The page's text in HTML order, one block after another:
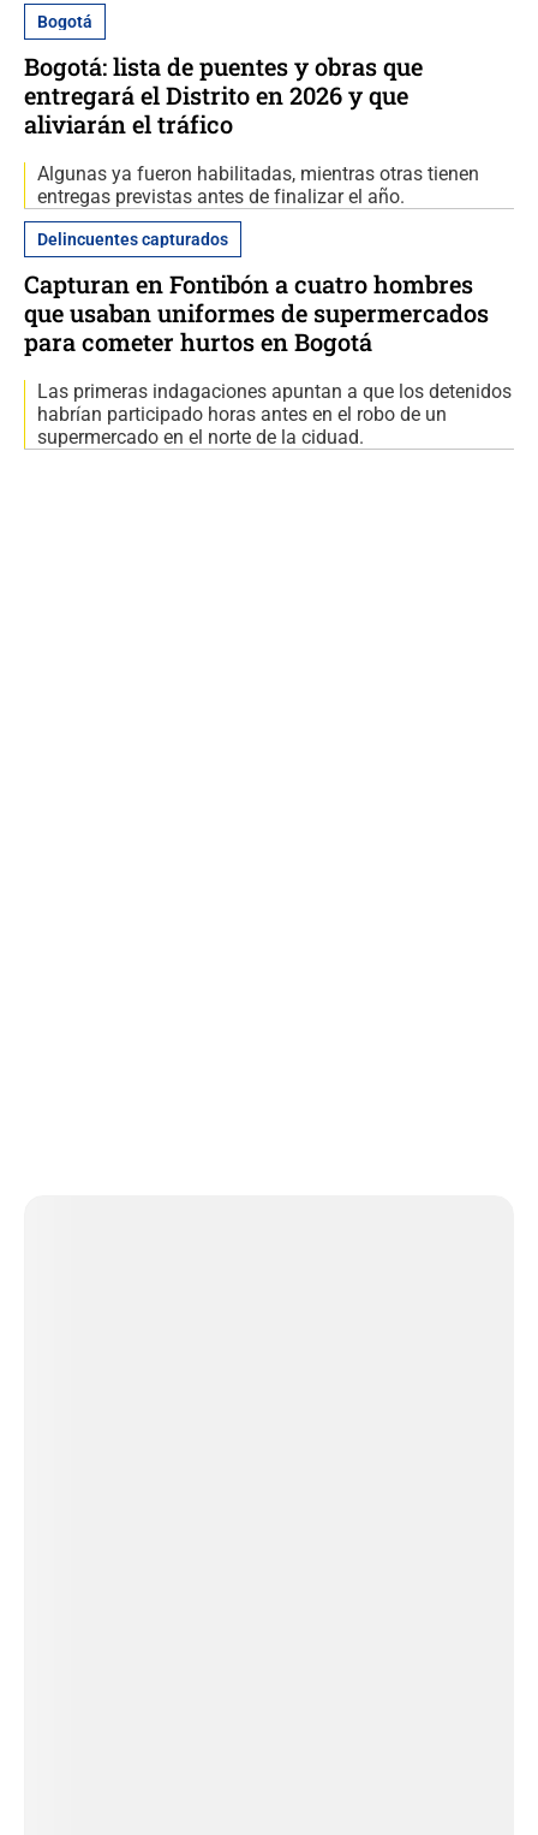
Bogotá
Bogotá: lista de puentes y obras que
entregará el Distrito en 2026 y que
aliviarán el tráfico
Algunas ya fueron habilitadas, mientras otras tienen
entregas previstas antes de finalizar el año.
Delincuentes capturados
Capturan en Fontibón a cuatro hombres
que usaban uniformes de supermercados
para cometer hurtos en Bogotá
Las primeras indagaciones apuntan a que los detenidos
habrían participado horas antes en el robo de un
supermercado en el norte de la ciduad.